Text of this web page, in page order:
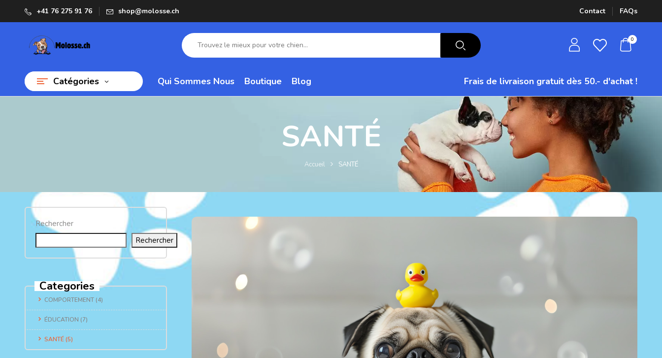
+41 76 275 91 76 shop@molosse.ch Contact FAQs
0
Catégories Qui Sommes Nous Boutique Blog Frais de livraison gratuit dès 50.- d'achat !
SANTÉ
Accueil SANTÉ
Rechercher
Rechercher
Categories
COMPORTEMENT (4)
ÉDUCATION (7)
SANTÉ(5)